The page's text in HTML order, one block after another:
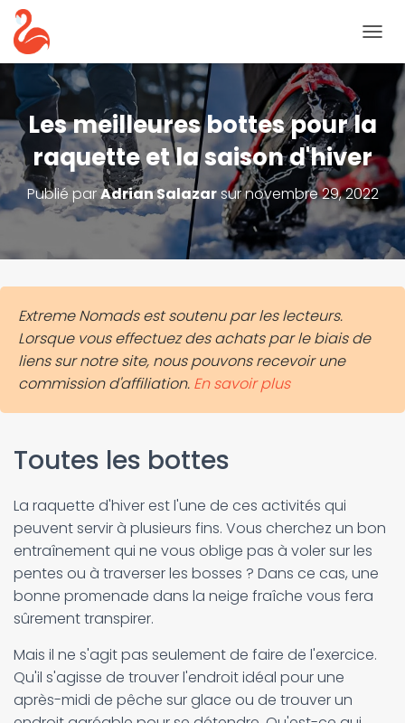
A
L
R
L
A
N
G
Les meilleures bottes pour la
raquette et la saison d'hiver
Publié parAdrian Salazarsurnovembre 29, 2022
Extreme Nomads est soutenu par les lecteurs.
Lorsque vous effectuez des achats par le biais de
liens sur notre site, nous pouvons recevoir une
commission d'affiliation. En savoir plus
Toutes les bottes
La raquette d'hiver est l'une de ces activités qui
peuvent servir à plusieurs fins. Vous cherchez un bon
entraînement qui ne vous oblige pas à voler sur les
pentes ou à traverser les bosses ? Dans ce cas, une
bonne promenade dans la neige fraîche vous fera
sûrement transpirer.
Mais il ne s'agit pas seulement de faire de l'exercice.
Qu'il s'agisse de trouver l'endroit idéal pour une
après-midi de pêche sur glace ou de trouver un